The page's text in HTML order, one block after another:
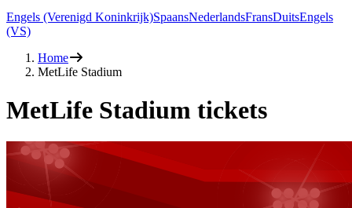
Engels (Verenigd Koninkrijk)SpaansNederlandsFransDuitsEngels
(VS)
Home
MetLife Stadium
MetLife Stadium tickets